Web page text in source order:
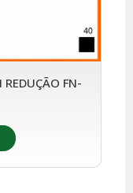
FN-